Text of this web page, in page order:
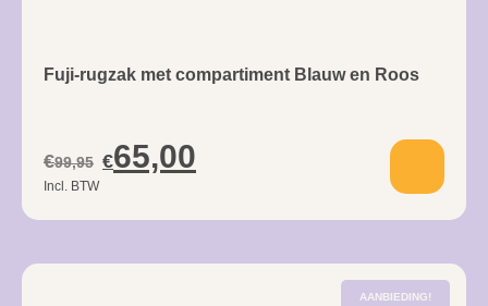
Fuji-rugzak met compartiment Blauw en Roos
€99,95 €65,00
Incl. BTW
AANBIEDING!